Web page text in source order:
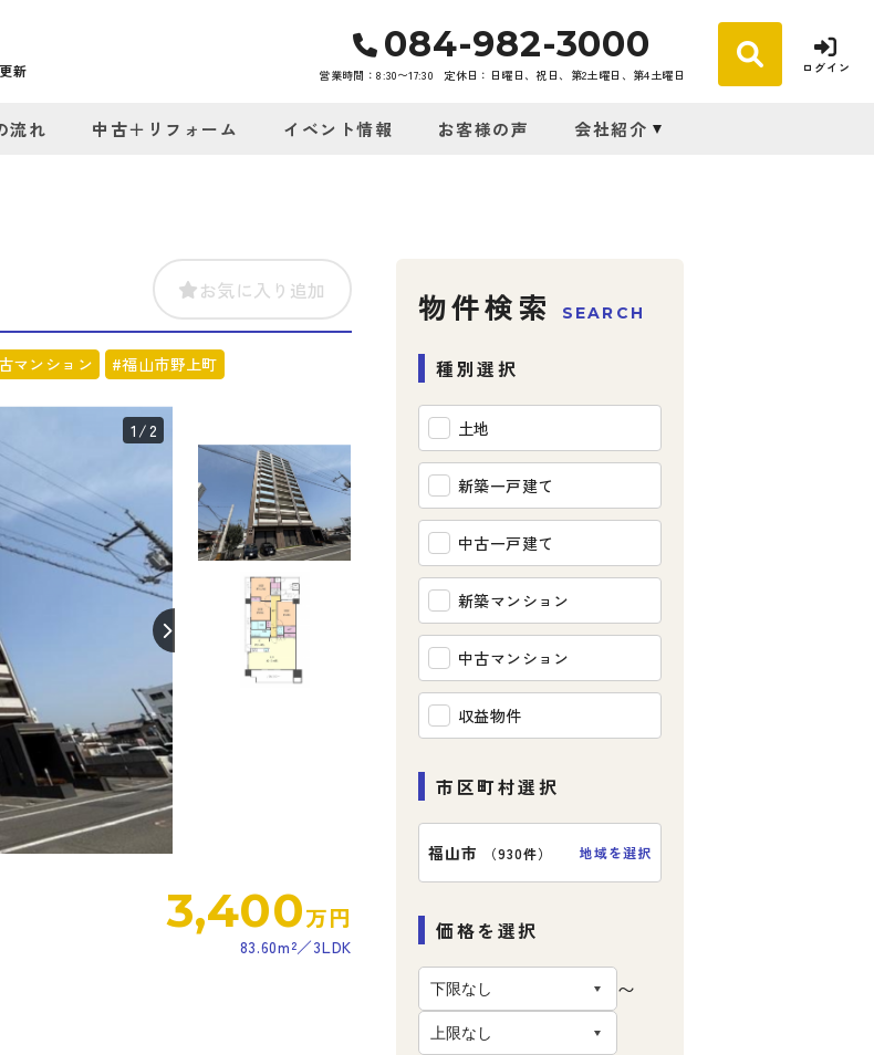
更新
084-982-3000
営業時間：8:30〜17:30 定休日：日曜日、祝日、第2土曜日、第4土曜日 ログイン
流れ 中古＋リフォーム イベント情報 お客様の声 会社紹介
お気に入り追加
マンション #福山市野上町
1 /2
3,400万円
83.60m² 3LDK
物件検索 SEARCH
種別選択
土地
新築一戸建て
中古一戸建て
新築マンション
中古マンション
収益物件
市区町村選択
福山市 （930件） 地域を選択
価格を選択
〜